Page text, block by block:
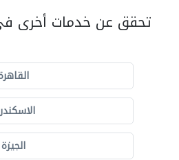
تحقق عن خدمات أخرى
الجيزة